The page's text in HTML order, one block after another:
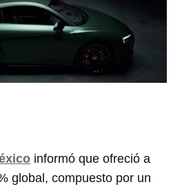
informó que ofreció a
global, compuesto por un